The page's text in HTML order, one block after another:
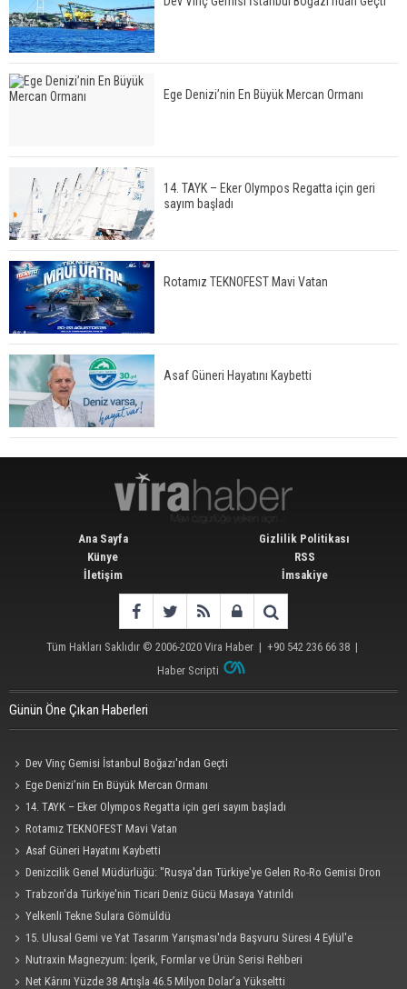
Ege Denizi’nin En Büyük Mercan Ormanı
14. TAYK – Eker Olympos Regatta için geri
sayım başladı
Rotamız TEKNOFEST Mavi Vatan
Asaf Güneri Hayatını Kaybetti
Ana Sayfa
Künye
İletişim
Gizlilik Politikası
RSS
İmsakiye
Tüm Hakları Saklıdır © 2006-2020 Vira Haber | +90 542 236 66 38 |
Haber Scripti
Günün Öne Çıkan Haberleri
Dev Vinç Gemisi İstanbul Boğazı'ndan Geçti
Ege Denizi’nin En Büyük Mercan Ormanı
14. TAYK – Eker Olympos Regatta için geri sayım başladı
Rotamız TEKNOFEST Mavi Vatan
Asaf Güneri Hayatını Kaybetti
Denizcilik Genel Müdürlüğü: "Rusya'dan Türkiye'ye Gelen Ro-Ro Gemisi Dron
Saldırısına Uğradı"
Trabzon'da Türkiye'nin Ticari Deniz Gücü Masaya Yatırıldı
Yelkenli Tekne Sulara Gömüldü
15. Ulusal Gemi ve Yat Tasarım Yarışması'nda Başvuru Süresi 4 Eylül'e
Uzatıldı
Nutraxin Magnezyum: İçerik, Formlar ve Ürün Serisi Rehberi
Net Kârını Yüzde 38 Artışla 46.5 Milyon Dolar’a Yükseltti